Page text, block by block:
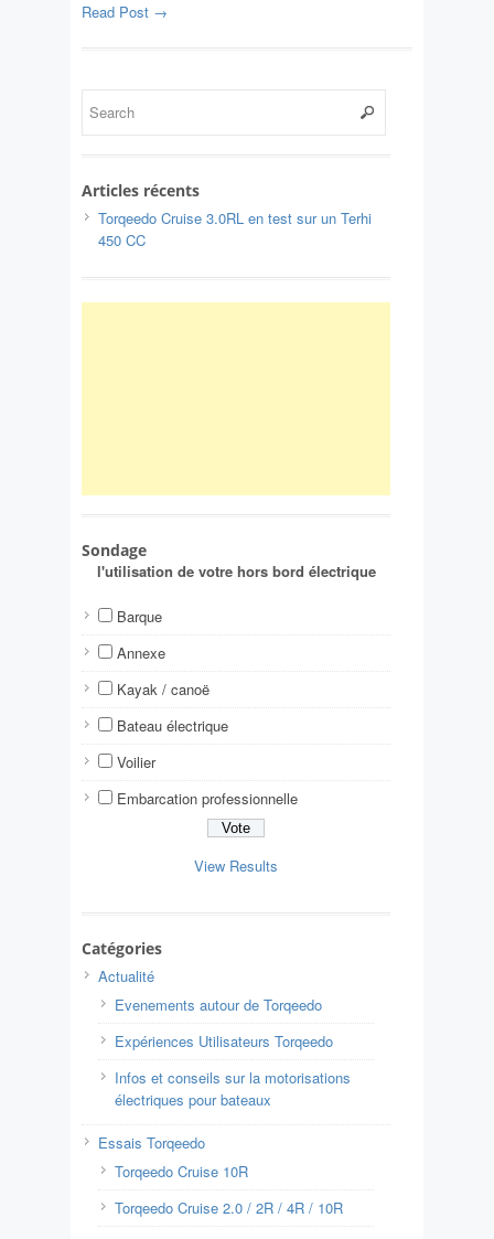
Read Post →
Articles récents
Torqeedo Cruise 3.0RL en test sur un Terhi
450 CC
Sondage
l'utilisation de votre hors bord électrique
Barque
Annexe
Kayak / canoë
Bateau électrique
Voilier
Embarcation professionnelle
View Results
Catégories
Actualité
Evenements autour de Torqeedo
Expériences Utilisateurs Torqeedo
Infos et conseils sur la motorisations
électriques pour bateaux
Essais Torqeedo
Torqeedo Cruise 10R
Torqeedo Cruise 2.0 / 2R / 4R / 10R